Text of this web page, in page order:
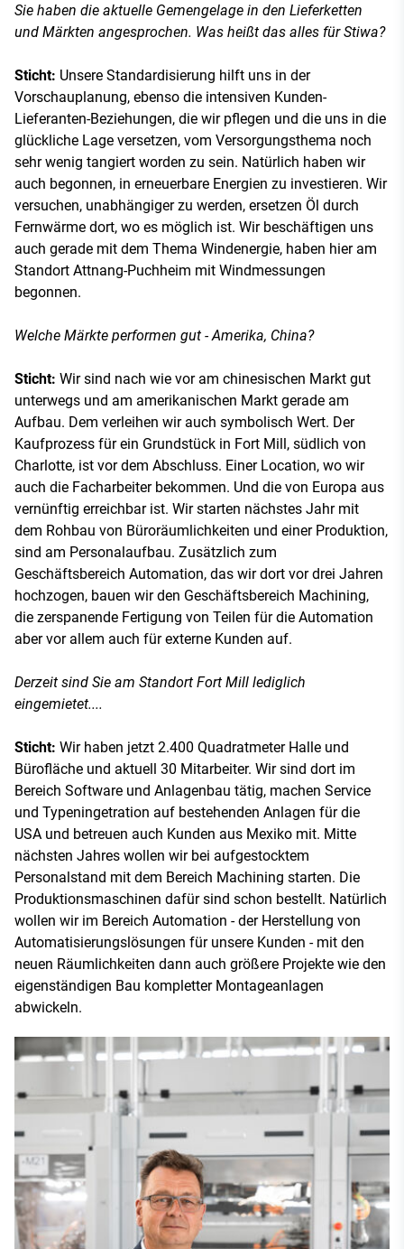
Sie haben die aktuelle Gemengelage in den Lieferketten
und Märkten angesprochen. Was heißt das alles für Stiwa?
Sticht: Unsere Standardisierung hilft uns in der
Vorschauplanung, ebenso die intensiven Kunden-
Lieferanten-Beziehungen, die wir pflegen und die uns in die
glückliche Lage versetzen, vom Versorgungsthema noch
sehr wenig tangiert worden zu sein. Natürlich haben wir
auch begonnen, in erneuerbare Energien zu investieren. Wir
versuchen, unabhängiger zu werden, ersetzen Öl durch
Fernwärme dort, wo es möglich ist. Wir beschäftigen uns
auch gerade mit dem Thema Windenergie, haben hier am
Standort Attnang-Puchheim mit Windmessungen
begonnen.
Welche Märkte performen gut - Amerika, China?
Sticht: Wir sind nach wie vor am chinesischen Markt gut
unterwegs und am amerikanischen Markt gerade am
Aufbau. Dem verleihen wir auch symbolisch Wert. Der
Kaufprozess für ein Grundstück in Fort Mill, südlich von
Charlotte, ist vor dem Abschluss. Einer Location, wo wir
auch die Facharbeiter bekommen. Und die von Europa aus
vernünftig erreichbar ist. Wir starten nächstes Jahr mit
dem Rohbau von Büroräumlichkeiten und einer Produktion,
sind am Personalaufbau. Zusätzlich zum
Geschäftsbereich Automation, das wir dort vor drei Jahren
hochzogen, bauen wir den Geschäftsbereich Machining,
die zerspanende Fertigung von Teilen für die Automation
aber vor allem auch für externe Kunden auf.
Derzeit sind Sie am Standort Fort Mill lediglich
eingemietet....
Sticht: Wir haben jetzt 2.400 Quadratmeter Halle und
Bürofläche und aktuell 30 Mitarbeiter. Wir sind dort im
Bereich Software und Anlagenbau tätig, machen Service
und Typeningetration auf bestehenden Anlagen für die
USA und betreuen auch Kunden aus Mexiko mit. Mitte
nächsten Jahres wollen wir bei aufgestocktem
Personalstand mit dem Bereich Machining starten. Die
Produktionsmaschinen dafür sind schon bestellt. Natürlich
wollen wir im Bereich Automation - der Herstellung von
Automatisierungslösungen für unsere Kunden - mit den
neuen Räumlichkeiten dann auch größere Projekte wie den
eigenständigen Bau kompletter Montageanlagen
abwickeln.